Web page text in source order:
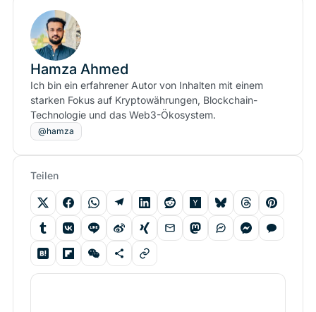
Hamza Ahmed
Ich bin ein erfahrener Autor von Inhalten mit einem
starken Fokus auf Kryptowährungen, Blockchain-
Technologie und das Web3-Ökosystem.
@hamza
Teilen